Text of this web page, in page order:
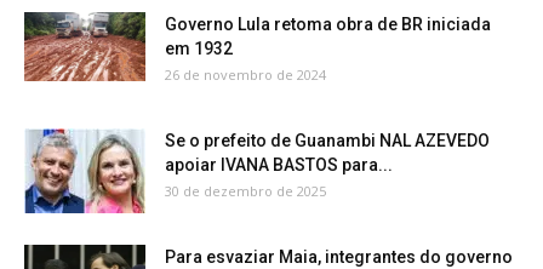
Governo Lula retoma obra de BR iniciada
em 1932
26 de novembro de 2024
Se o prefeito de Guanambi NAL AZEVEDO
apoiar IVANA BASTOS para...
30 de dezembro de 2025
Para esvaziar Maia, integrantes do governo